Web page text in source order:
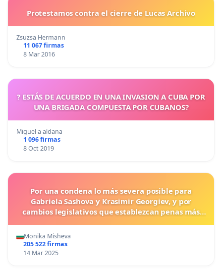
Protestamos contra el cierre de Lucas Archivo
Zsuzsa Hermann
11 067 firmas
8 Mar 2016
? ESTÁS DE ACUERDO EN UNA INVASION A CUBA POR
UNA BRIGADA COMPUESTA POR CUBANOS?
Miguel a aldana
1 096 firmas
8 Oct 2019
Por una condena lo más severa posible para
Gabriela Sashova y Krasimir Georgiev, y por
cambios legislativos que establezcan penas más
Monika Misheva
205 522 firmas
14 Mar 2025